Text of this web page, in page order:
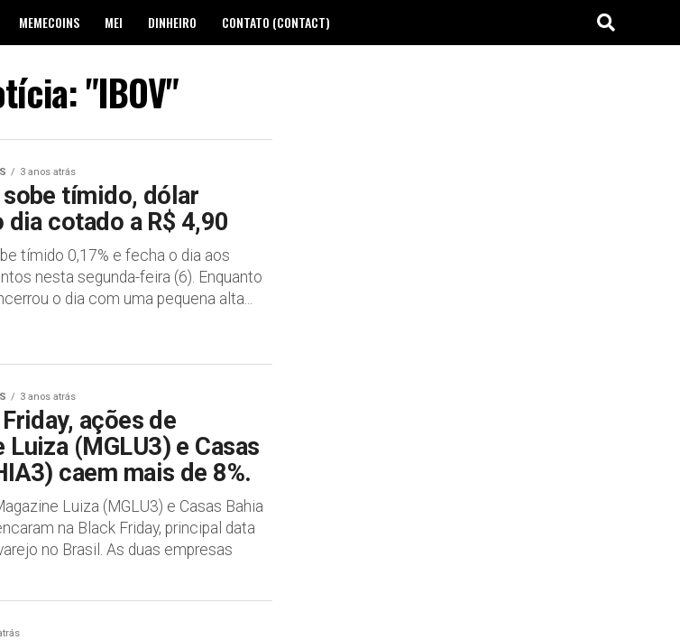
MEMECOINS MEI DINHEIRO CONTATO (CONTACT)
"IBOV"
3 anos atrás
sobe tímido, dólar
dia cotado a R$ 4,90
tímido 0,17% e fecha o dia aos
nesta segunda-feira (6). Enquanto
o dia com uma pequena alta...
3 anos atrás
ações de
Luiza (MGLU3) e Casas
caem mais de 8%.
Luiza (MGLU3) e Casas Bahia
na Black Friday, principal data
no Brasil. As duas empresas